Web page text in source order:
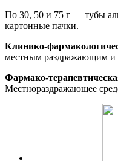
По 30, 50 и 75 г — тубы
картонные пачки.
Клинико-
местным раздражающим и
Фармако-
Местнораздражающее